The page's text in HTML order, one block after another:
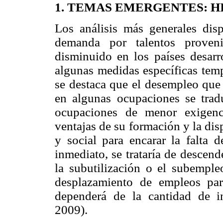
1. TEMAS EMERGENTES:
Los análisis más generales
demanda por talentos
disminuido en los países
algunas medidas específicas
se destaca que el desempleo
en algunas ocupaciones se
ocupaciones de menor
ventajas de su formación y la
y social para encarar la falta
inmediato, se trataría de
la subutilización o el
desplazamiento de empleos
dependerá de la cantidad de
2009).